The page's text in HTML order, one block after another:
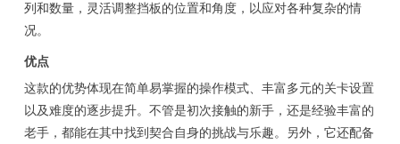
列和数量，灵活调整挡板的位置和角度，以应对各种复杂的情
况。
优点
这款的优势体现在简单易掌握的操作模式、丰富多元的关卡设置
以及难度的逐步提升。不管是初次接触的新手，还是经验丰富的
老手，都能在其中找到契合自身的挑战与乐趣。另外，它还配备